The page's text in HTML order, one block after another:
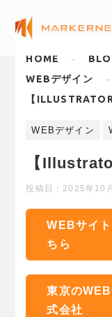
HOME
WEBデザイン
【
WEBデザイン
【
投稿日： 2025年10
WEBサイ
ちら
東京の
式会社